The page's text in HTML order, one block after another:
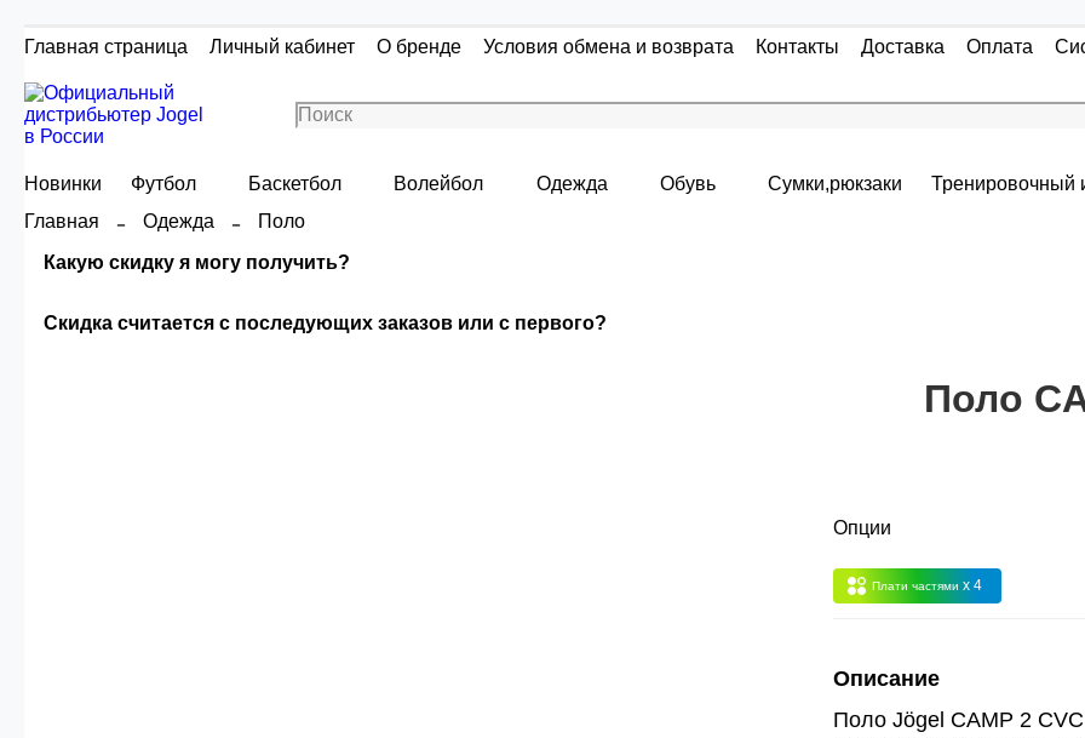
Главная страница Личный кабинет О бренде Условия обмена и возврата Контакты Доставка Оплата
Новинки Футбол Баскетбол Волейбол Одежда Обувь Сумки,рюкзаки
Тренировочный
Главная
Одежда
Поло
Какую скидку я могу получить?
Сумма скидки зависит от стоимости вашего заказа, общая сумма заказа
сумма всех заказов за 6 месяцев -
Скидка считается с последующих заказов или с первого?
Поло
Опции
Плати частями x 4
Описание
Поло Jögel CAMP 2